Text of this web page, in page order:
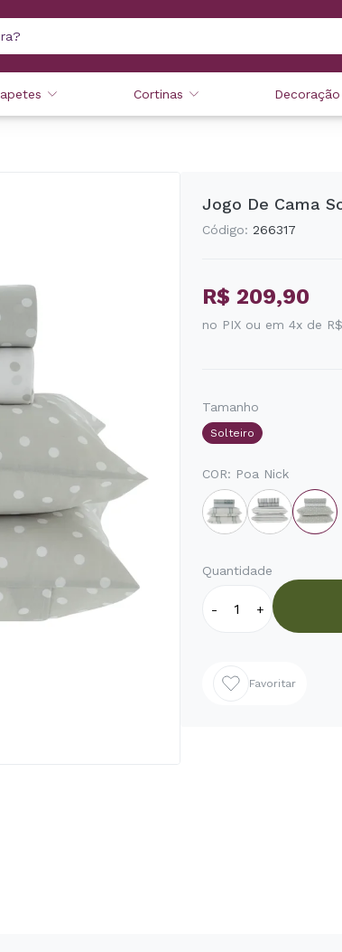
Cortinas Decoração
Jogo De Cama
Código: 266317
R$ 209,90
no PIX ou em 4x de
Tamanho
Solteiro
COR: Poa Nick
Quantidade
- +
Favoritar